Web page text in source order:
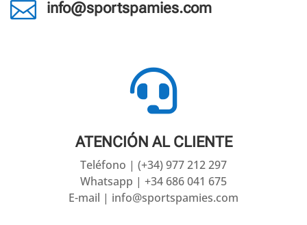
 info@sportspamies.com

ATENCIÓN AL CLIENTE
Teléfono | (+34) 977 212 297
Whatsapp | +34 686 041 675
E-mail | info@sportspamies.com